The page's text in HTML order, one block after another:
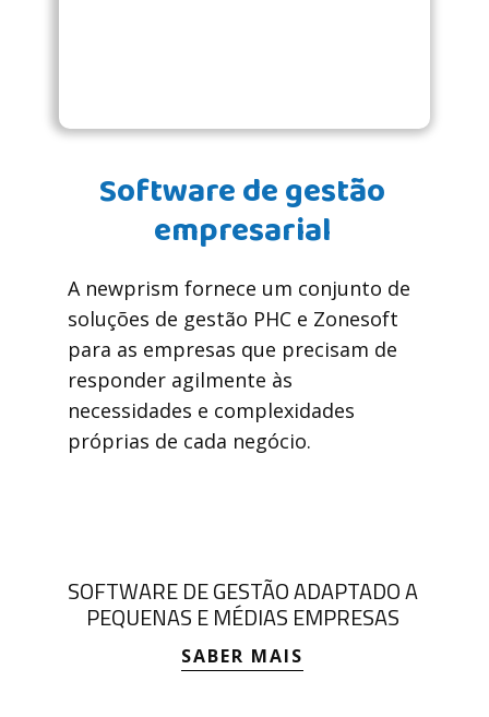
Software de gestão
empresarial
A newprism fornece um conjunto de
soluções de gestão PHC e Zonesoft
para as empresas que precisam de
responder agilmente às
necessidades e complexidades
próprias de cada negócio.
SOFTWARE DE GESTÃO ADAPTADO A
PEQUENAS E MÉDIAS EMPRESAS
SABER MAIS